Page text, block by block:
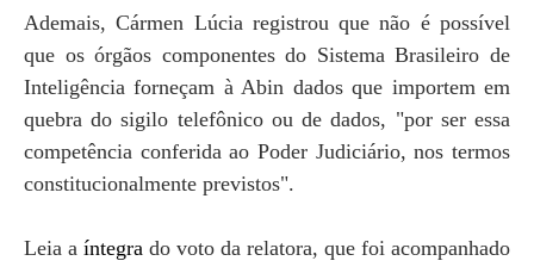
Ademais, Cármen Lúcia registrou que não é possível
que os órgãos componentes do Sistema Brasileiro de
Inteligência forneçam à Abin dados que importem em
quebra do sigilo telefônico ou de dados, "por ser essa
competência conferida ao Poder Judiciário, nos termos
constitucionalmente previstos".
Leia a íntegra do voto da relatora, que foi acompanhado